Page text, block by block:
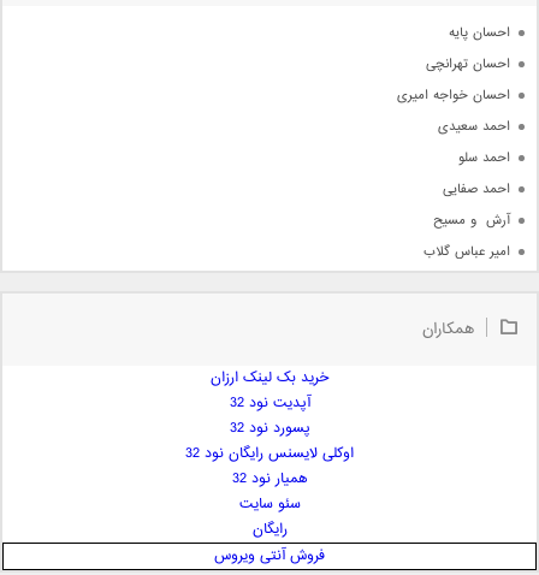
احسان پایه
احسان تهرانچی
احسان خواجه امیری
احمد سعیدی
احمد سلو
احمد صفایی
آرش  و مسیح
امیر عباس گلاب
امیر علی
ایمان غلامی
همکاران
خرید بک لینک ارزان
آپدیت نود 32
پسورد نود 32
اوکلی لایسنس رایگان نود 32
همیار نود 32
سئو سایت
رایگان
فروش آنتی ویروس